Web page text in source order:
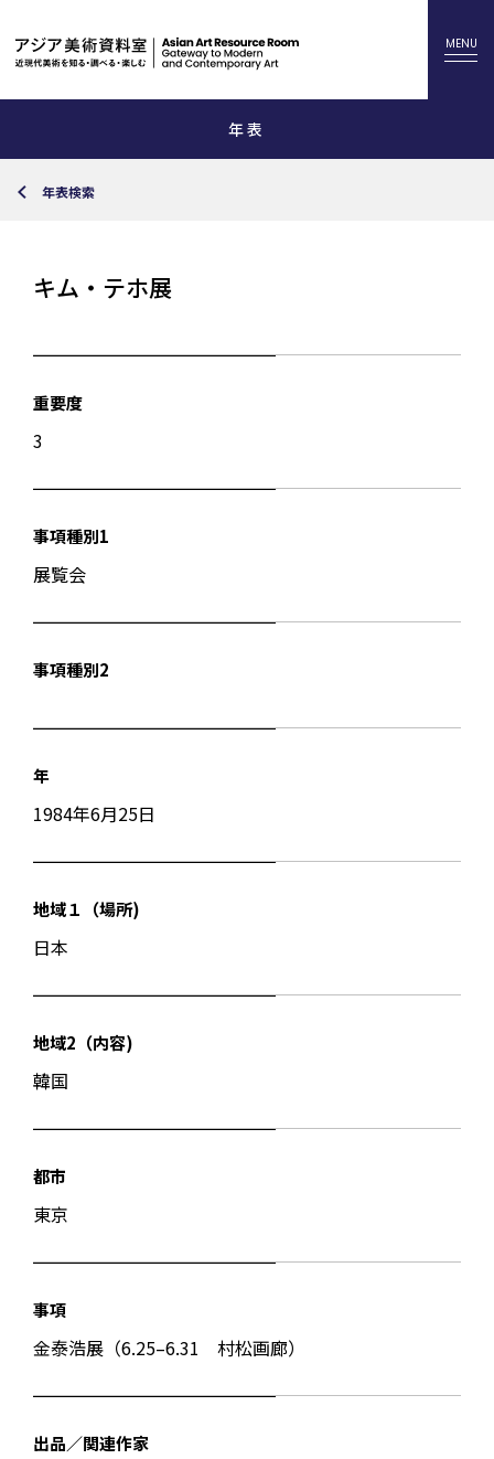
年表
年表検索
キム・テホ展
重要度
3
事項種別1
展覧会
事項種別2
年
1984年6月25日
地域１（場所)
日本
地域2（内容)
韓国
都市
東京
事項
金泰浩展（6.25–6.31 村松画廊）
出品／関連作家